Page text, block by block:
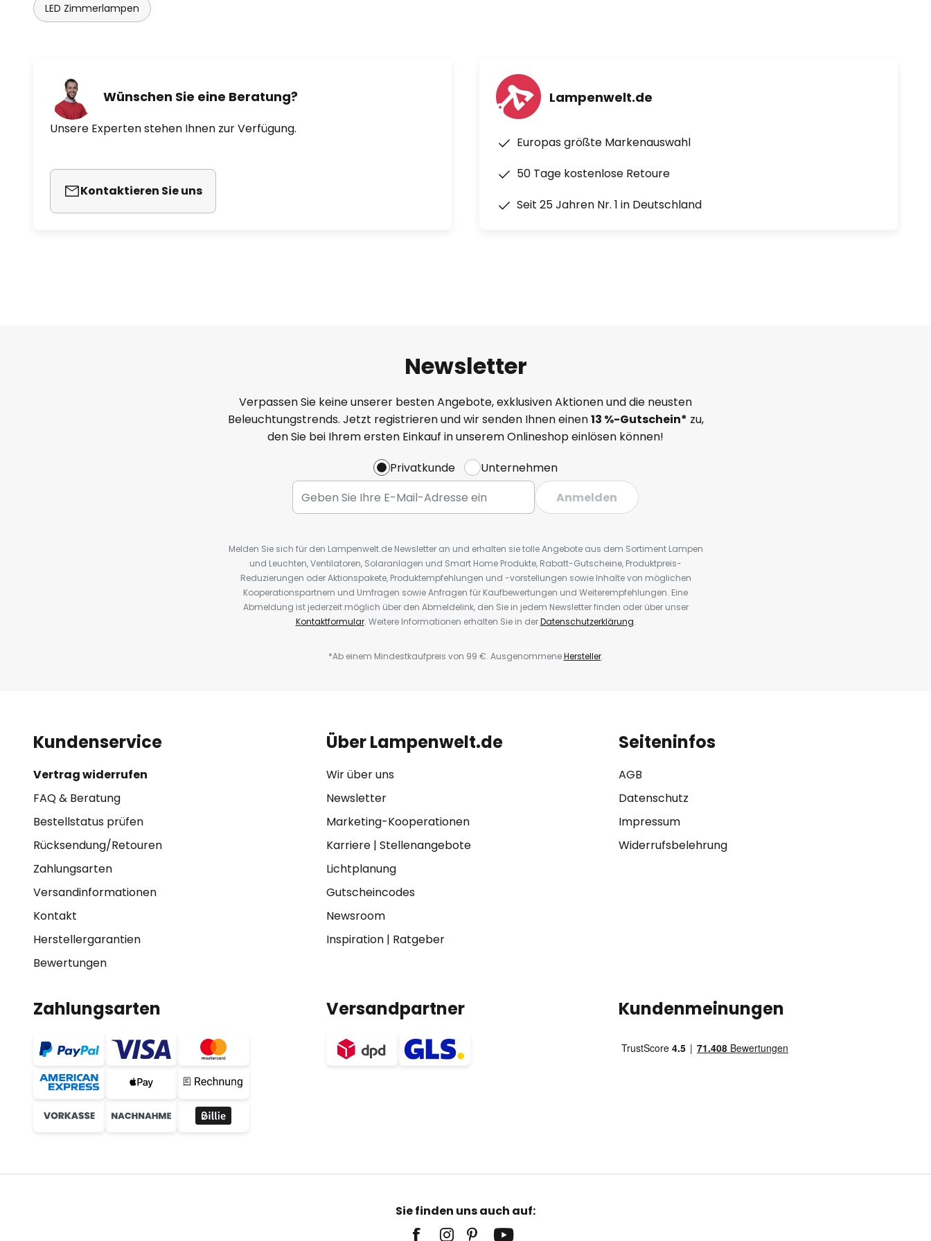
LED Zimmerlampen
Wünschen Sie eine Beratung?
Unsere Experten stehen Ihnen zur Verfügung.
Kontaktieren Sie uns
Lampenwelt.de
Europas größte Markenauswahl
50 Tage kostenlose Retoure
Seit 25 Jahren Nr. 1 in Deutschland
Newsletter
Verpassen Sie keine unserer besten Angebote, exklusiven Aktionen und die neusten
Beleuchtungstrends. Jetzt registrieren und wir senden Ihnen einen13 %-Gutschein* zu,
den Sie bei Ihrem ersten Einkauf in unserem Onlineshop einlösen können!
Privatkunde
Unternehmen
Anmelden
Melden Sie sich für den Lampenwelt.de Newsletter an und erhalten sie tolle Angebote aus dem Sortiment Lampen
und Leuchten, Ventilatoren, Solaranlagen und Smart Home Produkte, Rabatt-Gutscheine, Produktpreis-
Reduzierungen oder Aktionspakete, Produktempfehlungen und -vorstellungen sowie Inhalte von möglichen
Kooperationspartnern und Umfragen sowie Anfragen für Kaufbewertungen und Weiterempfehlungen. Eine
Abmeldung ist jederzeit möglich über den Abmeldelink, den Sie in jedem Newsletter finden oder über unser
Kontaktformular. Weitere Informationen erhalten Sie in derDatenschutzerklärung.
*Ab einem Mindestkaufpreis von 99 €. AusgenommeneHersteller.
Kundenservice
Vertrag widerrufen
FAQ & Beratung
Bestellstatus prüfen
Rücksendung/Retouren
Zahlungsarten
Versandinformationen
Kontakt
Herstellergarantien
Bewertungen
Über Lampenwelt.de
Wir über uns
Newsletter
Marketing-Kooperationen
Karriere| Stellenangebote
Lichtplanung
Gutscheincodes
Newsroom
Inspiration| Ratgeber
Seiteninfos
AGB
Datenschutz
Impressum
Widerrufsbelehrung
Zahlungsarten Versandpartner Kundenmeinungen
Sie finden uns auch auf: